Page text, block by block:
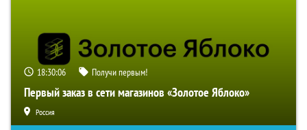
18:30:05 Получи первым!
Первый заказ в сети магазинов «Золотое Яблоко»
Россия